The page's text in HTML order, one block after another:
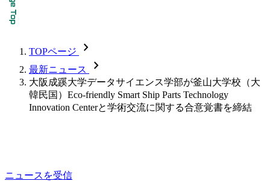
TOPページ chevron_forward
最新ニュース chevron_forward
大阪成蹊大学データサイエンス学部が釜山大学校（大
韓民国）Eco-friendly Smart Ship Parts Technology
Innovation Centerと学術交流に関する合意覚書を締結
ニュースを受信